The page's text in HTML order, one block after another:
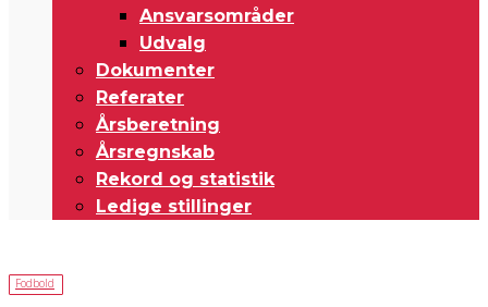
Ansvarsområder
Udvalg
Dokumenter
Referater
Årsberetning
Årsregnskab
Rekord og statistik
Ledige stillinger
Fodbold